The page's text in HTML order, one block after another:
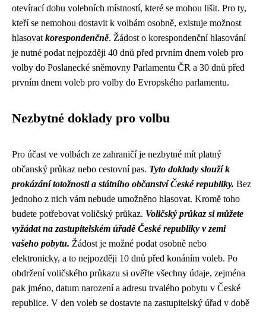
otevírací dobu volebních místností, které se mohou lišit. Pro ty,
kteří se nemohou dostavit k volbám osobně, existuje možnost
hlasovatkorespondenčně. Žádost o korespondenční hlasování
je nutné podat nejpozději 40 dnů před prvním dnem voleb pro
volby do Poslanecké sněmovny Parlamentu ČR a 30 dnů před
prvním dnem voleb pro volby do Evropského parlamentu.
Nezbytné doklady pro volbu
Pro účast ve volbách ze zahraničí je nezbytné mít platný
občanský průkaz nebo cestovní pas. Tyto doklady slouží k
prokázání totožnosti a státního občanství České republiky. Bez
jednoho z nich vám nebude umožněno hlasovat. Kromě toho
budete potřebovat voličský průkaz. Voličský průkaz si můžete
vyžádat na zastupitelském úřadě České republiky v zemi
vašeho pobytu. Žádost je možné podat osobně nebo
elektronicky, a to nejpozději 10 dnů před konáním voleb. Po
obdržení voličského průkazu si ověřte všechny údaje, zejména
pak jméno, datum narození a adresu trvalého pobytu v České
republice. V den voleb se dostavte na zastupitelský úřad v době